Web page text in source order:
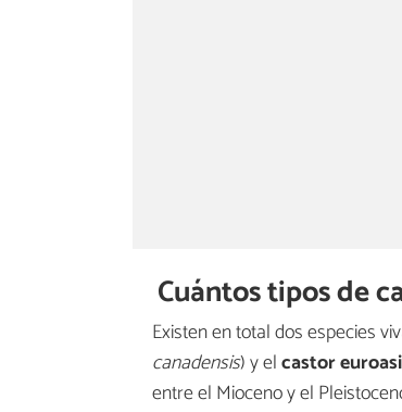
Cuántos tipos de
Existen en total dos especies
canadensis) y elcastor
entre el Mioceno y el